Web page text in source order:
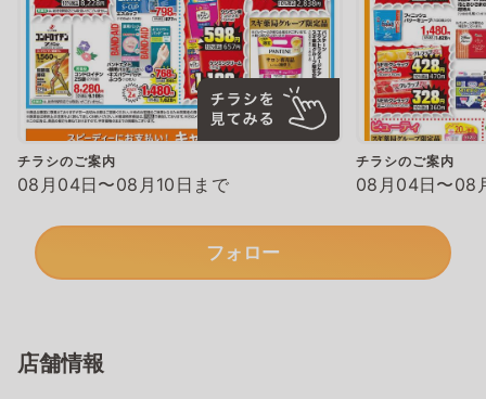
チラシのご案内
08月04日〜08月10日まで
チラシのご案内
08月04日〜08
フォロー
店舗情報